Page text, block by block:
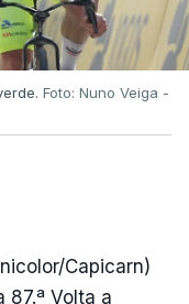
Foto: Nuno Veiga -
Capicarn)
Volta a